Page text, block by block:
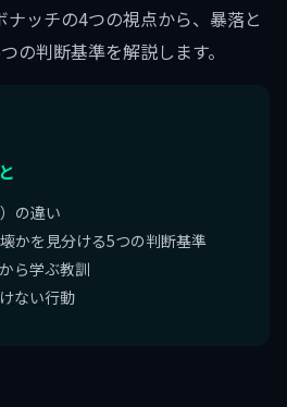
ッチの4つの視点から、暴落と
の判断基準を解説します。
の違い
かを見分ける5つの判断基準
ら学ぶ教訓
ない行動